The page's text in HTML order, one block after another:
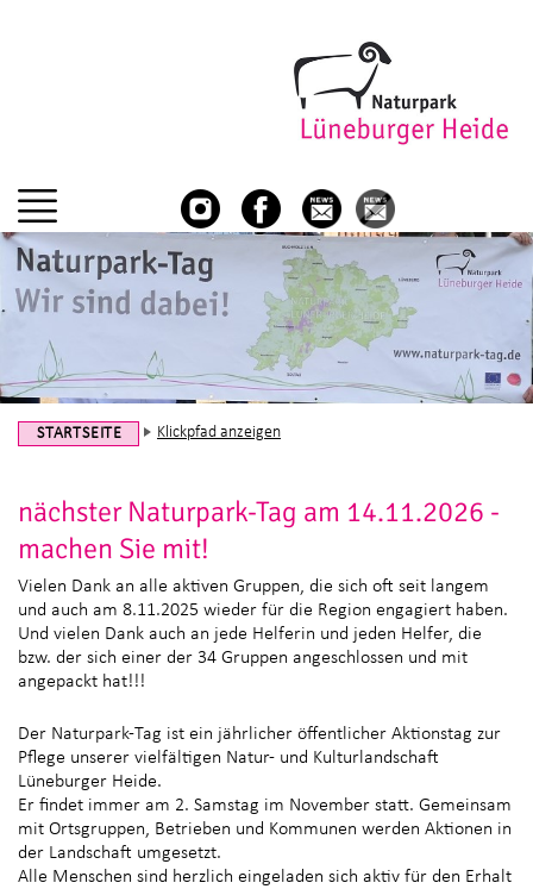
STARTSEITE Klickpfad anzeigen
nächster Naturpark-Tag am 14.11.2026 -
machen Sie mit!
Vielen Dank an alle aktiven Gruppen, die sich oft seit langem
und auch am 8.11.2025 wieder für die Region engagiert haben.
Und vielen Dank auch an jede Helferin und jeden Helfer, die
bzw. der sich einer der 34 Gruppen angeschlossen und mit
angepackt hat!!!
Der Naturpark-Tag ist ein jährlicher öffentlicher Aktionstag zur
Pflege unserer vielfältigen Natur- und Kulturlandschaft
Lüneburger Heide.
Er findet immer am 2. Samstag im November statt. Gemeinsam
mit Ortsgruppen, Betrieben und Kommunen werden Aktionen in
der Landschaft umgesetzt.
Alle Menschen sind herzlich eingeladen sich aktiv für den Erhalt